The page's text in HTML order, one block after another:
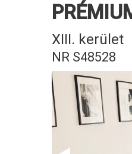
XIII. kerület
NR S48528